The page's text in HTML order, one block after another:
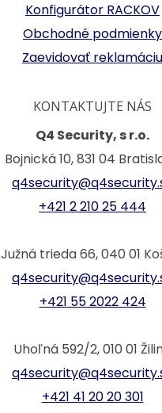
Konfigurátor RACKOV
Obchodné podmienky
Zaevidovať reklamáciu
KONTAKTUJTE NÁS
Q4 Security, s r.o.
Bojnická 10, 831 04
+421 2 210 25 444
Južná trieda 66, 040 01
+421 55 2022 424
Uhoľná 592/2, 010 01
+421 41 20 20 301